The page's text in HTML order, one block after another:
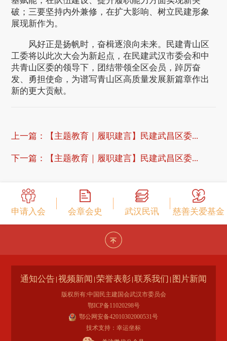
破；三要坚持内外兼修，在扩大影响、树立民建形象
展现新作为。
风好正是扬帆时，奋楫逐浪向未来。民建青山区
工委将以此次大会为新起点，在民建武汉市委会和中
共青山区委的领导下，团结带领全区会员，踔厉奋
发、勇担使命，为谱写青山区高质量发展新篇章作出
新的更大贡献。
上一篇： 【主题教育｜履职建言】民建武昌区委...
下一篇： 【主题教育｜履职建言】民建武昌区委...
申请入会 会章会史 武汉民讯 慈善关爱基金
通知公告 视频新闻 荣誉表彰 联系我们 图片新闻
版权所有:中国民主建国会武汉市委员会
鄂ICP备11020298号
鄂公网安备42010302000531号
技术支持：幸运坐标